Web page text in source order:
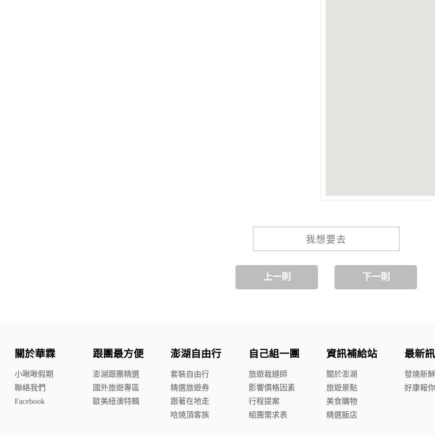
我想要去
上一則 下一則
關於華霖
小啾啾假期
聯絡我們
Facebook
跟團最方便
澎湖跟團精選
國外旅遊專區
歐美紐澳特輯
澎湖自由行
套裝自由行
精選旅遊券
跟著在地走
哈燒頂客族
自己組一團
旅遊裁縫師
影響價格因素
行程提案
組團需求表
資訊補給站
關於澎湖
旅遊景點
美食購物
精選飯店
最新
發燒新
好康報